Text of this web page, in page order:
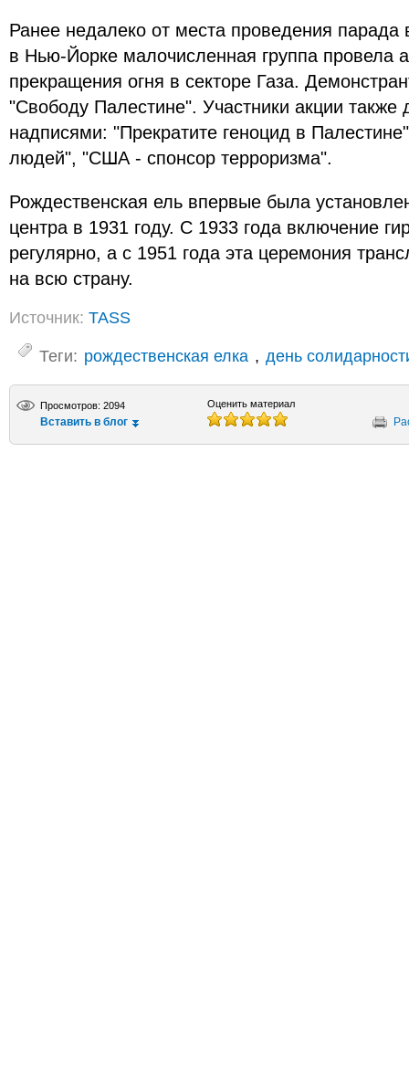
Ранее недалеко от места проведения парада
в Нью-Йорке малочисленная группа провела
прекращения огня в секторе Газа.
"Свободу Палестине". Участники акции также
надписями: "Прекратите геноцид в
людей", "США - спонсор терроризма".
Рождественская ель впервые была
центра в 1931 году. С 1933 года включение
регулярно, а с 1951 года эта церемония
на всю страну.
Источник: TASS
Теги: рождественская елка , день
Просмотров: 2094
Вставить в блог
Оценить материал